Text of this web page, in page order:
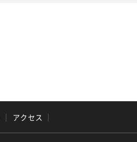
｜ アクセス ｜